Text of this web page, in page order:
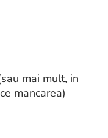
mai mult, in
mancarea)